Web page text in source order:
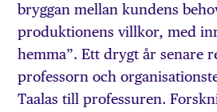
bryggan mellan kundens
produktionens villkor, med
hemma”. Ett drygt år senare
professorn och
Taalas till professuren.